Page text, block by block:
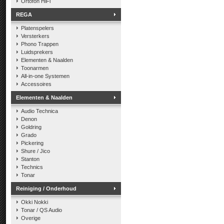
REGA
Platenspelers
Versterkers
Phono Trappen
Luidsprekers
Elementen & Naalden
Toonarmen
All-in-one Systemen
Accessoires
Elementen & Naalden
Audio Technica
Denon
Goldring
Grado
Pickering
Shure / Jico
Stanton
Technics
Tonar
Reiniging / Onderhoud
Okki Nokki
Tonar / QS Audio
Overige